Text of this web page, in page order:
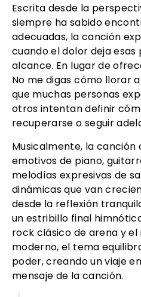
Escrita desde la
siempre ha sabido
adecuadas, la canción
cuando el dolor deja
alcance. En lugar de
No me digas cómo llorar
que muchas personas
otros intentan definir
recuperarse o seguir
Musicalmente, la canción
emotivos de piano,
melodías expresivas de
dinámicas que van
desde la reflexión
un estribillo final
rock clásico de arena y
moderno, el tema
poder, creando un viaje
mensaje de la canción.